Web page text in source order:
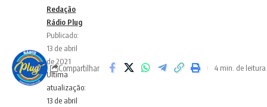
Ultima
atualização:
13 de abril
Redação
Rádio Plug
Publicado:
13 de abril
de 2021
Compartilhar 4 min. de leitura